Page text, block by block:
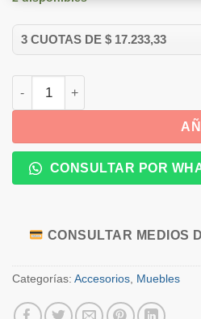
Banquito Madera Pinotea cantidad
CONSULTAR POR
CONSULTAR MEDIOS
Categorías: Accesorios Muebles